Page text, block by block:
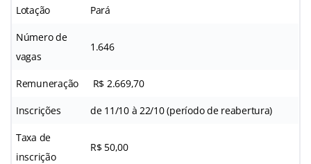
Lotação Pará
Número de
vagas
1.646
Remuneração R$ 2.669,70
Inscrições de 11/10 à 22/10 (período de reabertura)
Taxa de
inscrição
R$ 50,00